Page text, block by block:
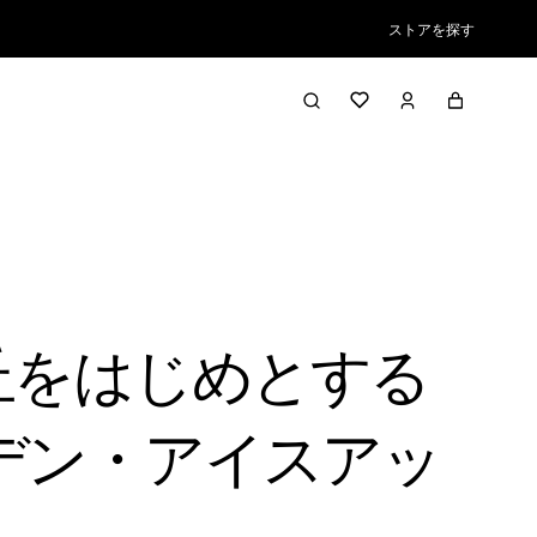
ストアを探す
はじめとする
・アイスアッ